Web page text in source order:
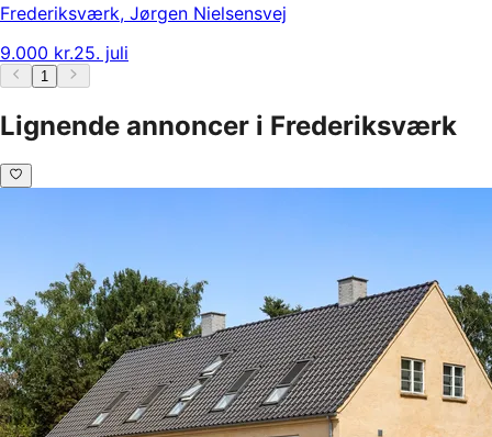
Frederiksværk, Jørgen Nielsensvej
9.000 kr.25. juli
1
Lignende annoncer i Frederiksværk